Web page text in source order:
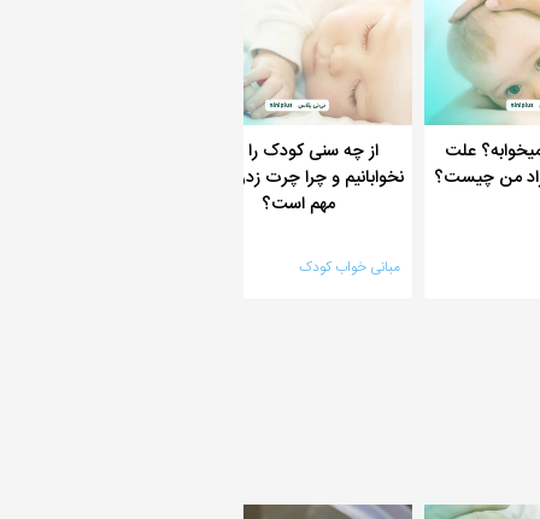
علت
من چیست؟
از چه سنی کودک را ظهر
نخوابانیم و چرا چرت زدن بسیار
مهم است؟
مبانی خواب کودک